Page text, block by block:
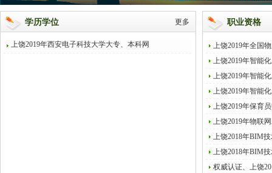
学历学位 更多
上饶2019年西安电子科技大学大专、本科网
职业资格
上饶2019年全国
上饶2019年智能
上饶2019年智能
上饶2019年智能
上饶2019年保育
上饶2019年物联
上饶2018年BIM
上饶2018年BIM
权威认证、上饶